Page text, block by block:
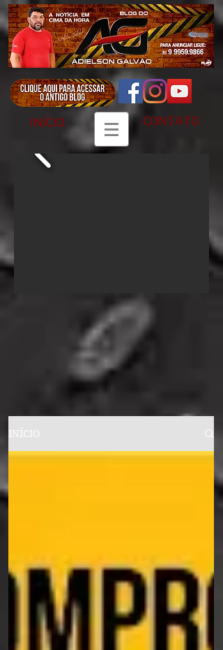
INÍCIO CONTATO
INÍCIO